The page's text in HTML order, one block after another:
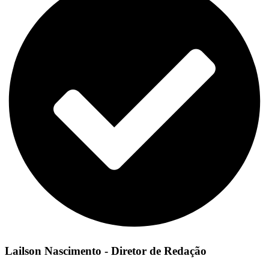
Lailson Nascimento - Diretor de Redação